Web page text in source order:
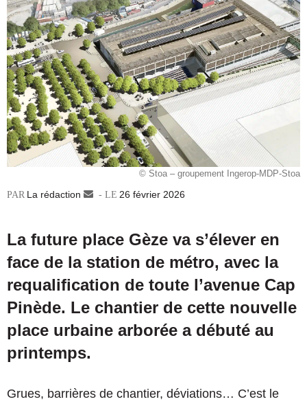
© Stoa – groupement Ingerop-MDP-Stoa
La rédaction
Envoyer26 février 2026
La future place Gèze va s’élever en
face de la station de métro, avec la
requalification de toute l’avenue Cap
Pinède. Le chantier de cette nouvelle
place urbaine arborée a débuté au
printemps.
Grues, barrières de chantier, déviations… C’est le